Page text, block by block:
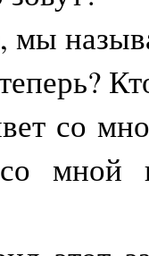
мы
со
мной